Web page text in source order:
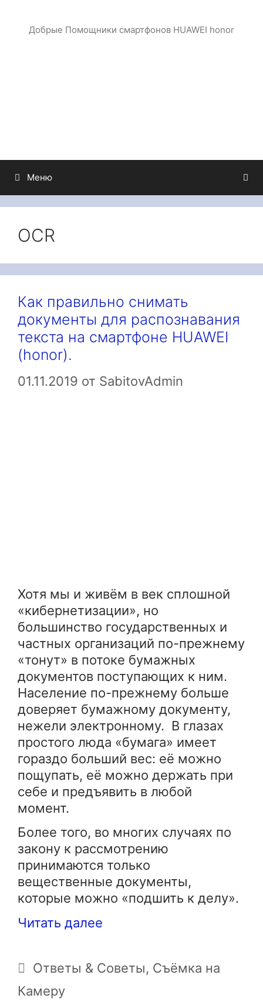
Добрые Помощники смартфонов HUAWEI honor
Меню
OCR
Как правильно снимать
документы для распознавания
текста на смартфоне HUAWEI
(honor).
01.11.2019 от SabitovAdmin
Хотя мы и живём в век сплошной
«кибернетизации», но
большинство государственных и
частных организаций по-прежнему
«тонут» в потоке бумажных
документов поступающих к ним.
Население по-прежнему больше
доверяет бумажному документу,
нежели электронному. В глазах
простого люда «бумага» имеет
гораздо больший вес: её можно
пощупать, её можно держать при
себе и предъявить в любой
момент.
Более того, во многих случаях по
закону к рассмотрению
принимаются только
вещественные документы,
которые можно «подшить к делу».
Читать далее
Рубрики
Ответы & Советы, Съёмка на
Камеру